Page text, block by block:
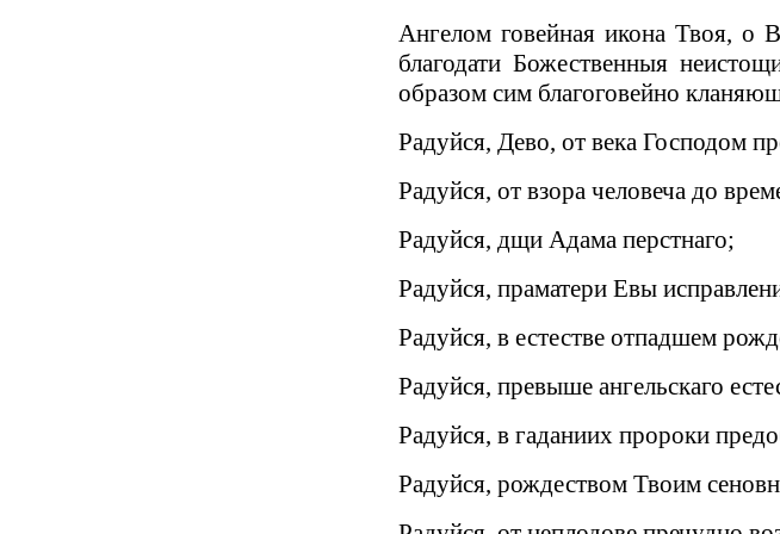
Ангелом говейная икона Твоя, о
благодати Божественныя
образом сим благоговейно
Радуйся, Дево, от века Господом
Радуйся, от взора человеча до
Радуйся, дщи Адама перстнаго;
Радуйся, праматери Евы
Радуйся, в естестве отпадшем
Радуйся, превыше ангельскаго
Радуйся, в гаданиих пророки
Радуйся, рождеством Твоим